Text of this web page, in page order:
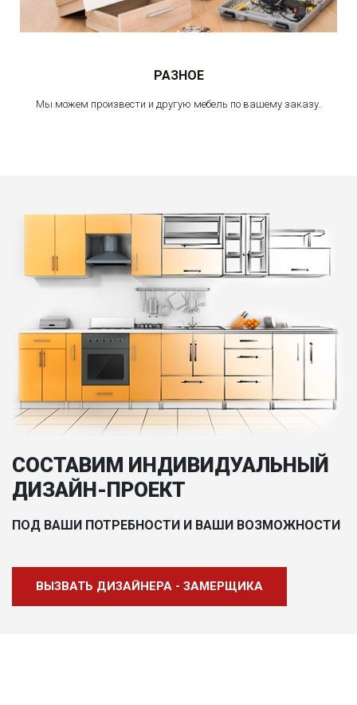
РАЗНОЕ
Мы можем произвести и другую мебель по вашему заказу.
СОСТАВИМ ИНДИВИДУАЛЬНЫЙ
ДИЗАЙН-ПРОЕКТ
ПОД ВАШИ ПОТРЕБНОСТИ И ВАШИ ВОЗМОЖНОСТИ
ВЫЗВАТЬ ДИЗАЙНЕРА - ЗАМЕРЩИКА